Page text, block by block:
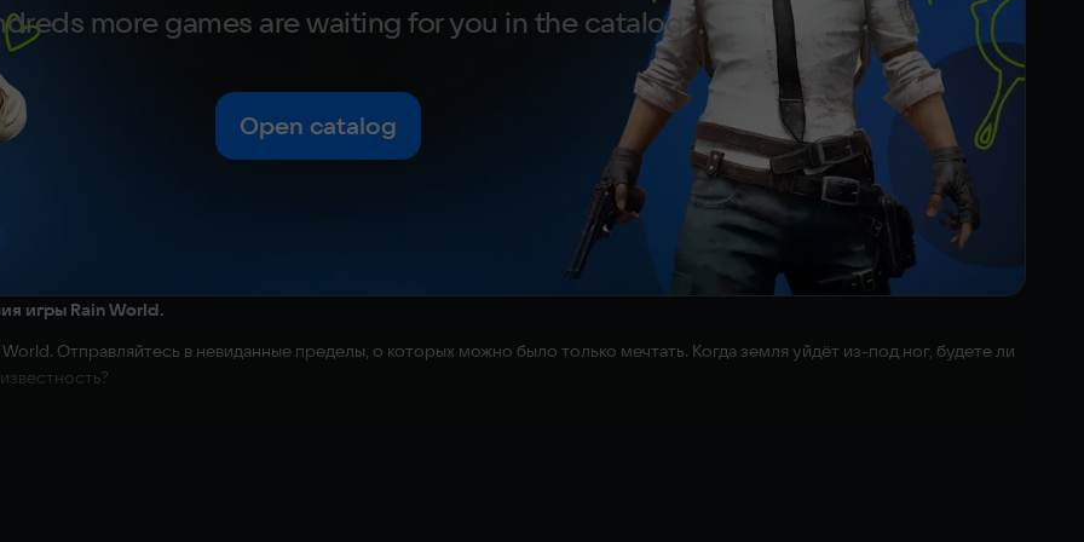
more games are waiting for you in the catalog
Open catalog
игры Rain World.
Отправляйтесь в невиданные пределы, о которых можно было только мечтать. Когда земля уйдёт из-под ног, будете ли
появляются на свет и ищут себе благодатное местечко, а взаимодействие между хищниками и добычей ни на что не